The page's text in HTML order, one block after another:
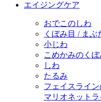
エイジングケア
おでこのしわ
くぼみ目 / まぶ
小じわ
こめかみのくぼ
しわ
たるみ
フェイスライ
マリオネットラ